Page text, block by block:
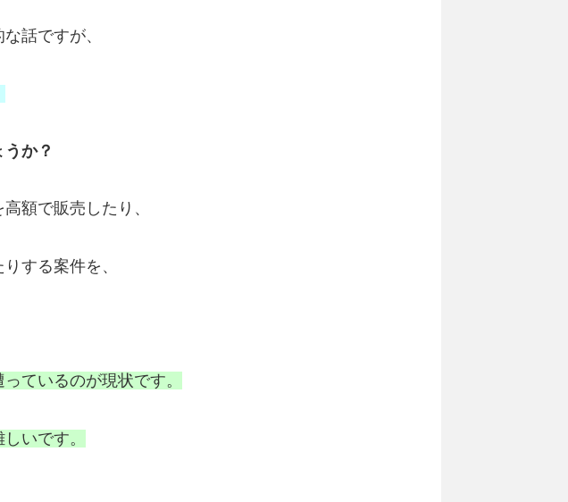
話ですが、
か？
額で販売したり、
する案件を、
ているのが現状です。
いです。